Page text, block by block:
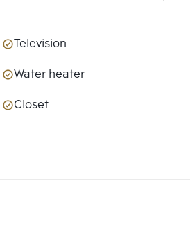
Television
Water heater
Closet